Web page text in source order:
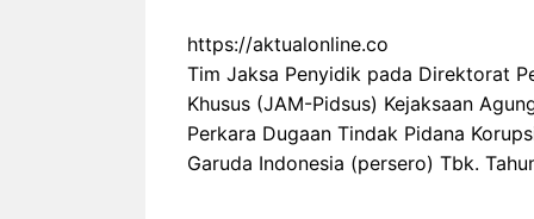
https://aktualonline.co
Tim Jaksa Penyidik pada Direktorat
Khusus (JAM-Pidsus) Kejaksaan
Perkara Dugaan Tindak Pidana
Garuda Indonesia (persero) Tbk.